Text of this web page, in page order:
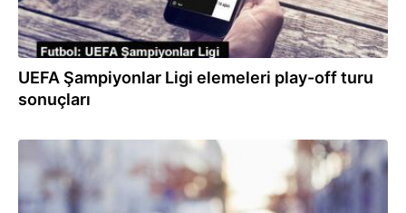
UEFA Şampiyonlar Ligi elemeleri play-off turu
sonuçları
23.08.2023